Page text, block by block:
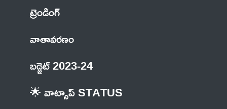
ట్రెండింగ్
వాతావరణం
బడ్జెట్ 2023-24
🌟 వాట్సాప్ STATUS